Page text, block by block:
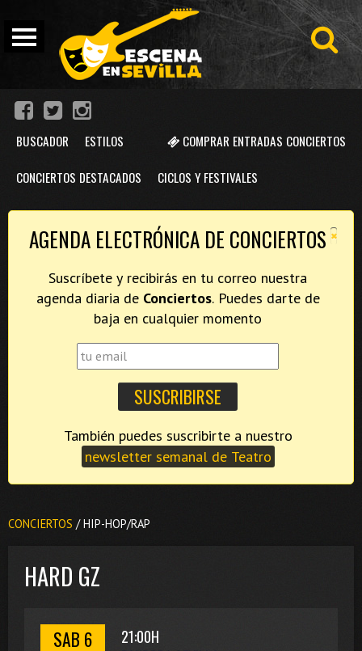
COMPRAR ENTRADAS CONCIERTOS
BUSCADOR ESTILOS
CONCIERTOS DESTACADOS CICLOS Y FESTIVALES
×
AGENDA ELECTRÓNICA DE CONCIERTOS
Suscríbete y recibirás en tu correo nuestra
agenda diaria de Conciertos. Puedes darte de
baja en cualquier momento
newsletter semanal de Teatro
CONCIERTOS / HIP-HOP/RAP
HARD GZ
SAB 6
21:00H